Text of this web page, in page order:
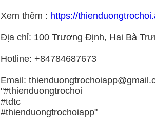
Xem thêm : https://
Địa chỉ: 100 Trương Định, Hai Bà
Hotline: +84784687673
Email:
"#thienduongtrochoi
#tdtc
#thienduongtrochoiapp"